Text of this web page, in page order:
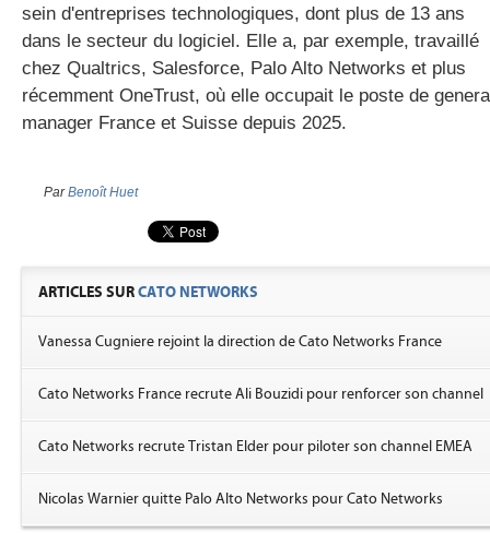
sein d'entreprises technologiques, dont plus de 13 ans
dans le secteur du logiciel. Elle a, par exemple, travaillé
chez Qualtrics, Salesforce, Palo Alto Networks et plus
récemment OneTrust, où elle occupait le poste de
manager France et Suisse depuis 2025.
ParBenoît Huet
ARTICLES SURCATO NETWORKS
Vanessa Cugniere rejoint la direction de Cato Networks France
Cato Networks France recrute Ali Bouzidi pour renforcer son channel
Cato Networks recrute Tristan Elder pour piloter son channel EMEA
Nicolas Warnier quitte Palo Alto Networks pour Cato Networks